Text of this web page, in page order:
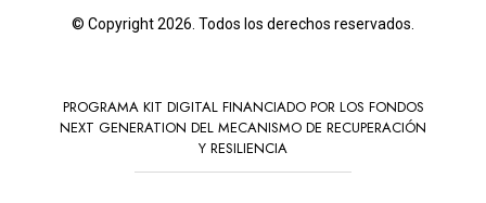
© Copyright 2026. Todos los derechos reservados.
PROGRAMA KIT DIGITAL FINANCIADO POR LOS FONDOS
NEXT GENERATION DEL MECANISMO DE RECUPERACIÓN
Y RESILIENCIA